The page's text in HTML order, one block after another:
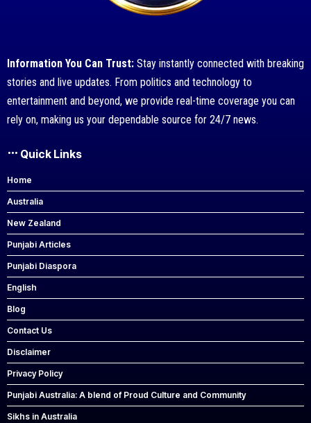
Information You Can Trust: Stay instantly connected with breaking
stories and live updates. From politics and technology to
entertainment and beyond, we provide real-time coverage you can
rely on, making us your dependable source for 24/7 news.
Quick Links
Home
Australia
New Zealand
Punjabi Articles
Punjabi Diaspora
English
Blog
Contact Us
Disclaimer
Privacy Policy
Punjabi Australia: A blend of Proud Culture and Community
Sikhs in Australia